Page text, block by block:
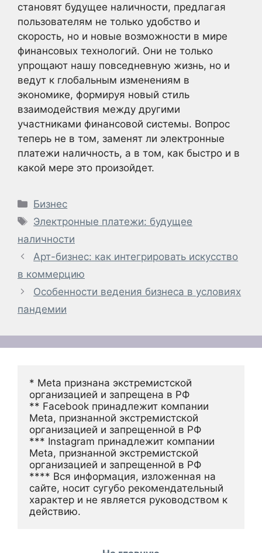
становят будущее наличности, предлагая
пользователям не только удобство и
скорость, но и новые возможности в мире
финансовых технологий. Они не только
упрощают нашу повседневную жизнь, но и
ведут к глобальным изменениям в
экономике, формируя новый стиль
взаимодействия между другими
участниками финансовой системы. Вопрос
теперь не в том, заменят ли электронные
платежи наличность, а в том, как быстро и в
какой мере это произойдет.
Рубрики
Бизнес
Метки
Электронные платежи: будущее
наличности
Арт-бизнес: как интегрировать искусство
в коммерцию
Особенности ведения бизнеса в условиях
пандемии
* Meta признана экстремистской
организацией и запрещена в РФ
** Facebook принадлежит компании
Meta, признанной экстремистской
организацией и запрещенной в РФ
*** Instagram принадлежит компании
Meta, признанной экстремистской
организацией и запрещенной в РФ
**** Вся информация, изложенная на
сайте, носит сугубо рекомендательный
характер и не является руководством к
действию.